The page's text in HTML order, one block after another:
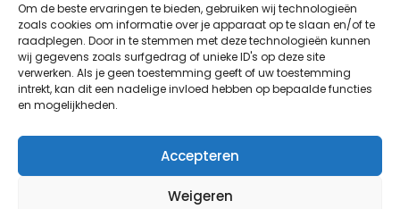
Om de beste ervaringen te bieden, gebruiken wij technologieën
zoals cookies om informatie over je apparaat op te slaan en/of te
raadplegen. Door in te stemmen met deze technologieën kunnen
wij gegevens zoals surfgedrag of unieke ID's op deze site
verwerken. Als je geen toestemming geeft of uw toestemming
intrekt, kan dit een nadelige invloed hebben op bepaalde functies
en mogelijkheden.
Accepteren
Weigeren
Horen, zien
en volgen